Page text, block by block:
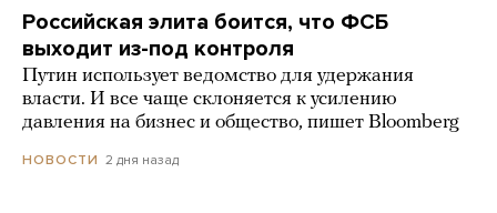
Российская элита боится, что ФСБ
выходит из-под контроля
Путин использует ведомство для удержания
власти. И все чаще склоняется к усилению
давления на бизнес и общество, пишет Bloomberg
НОВОСТИ 2 дня назад